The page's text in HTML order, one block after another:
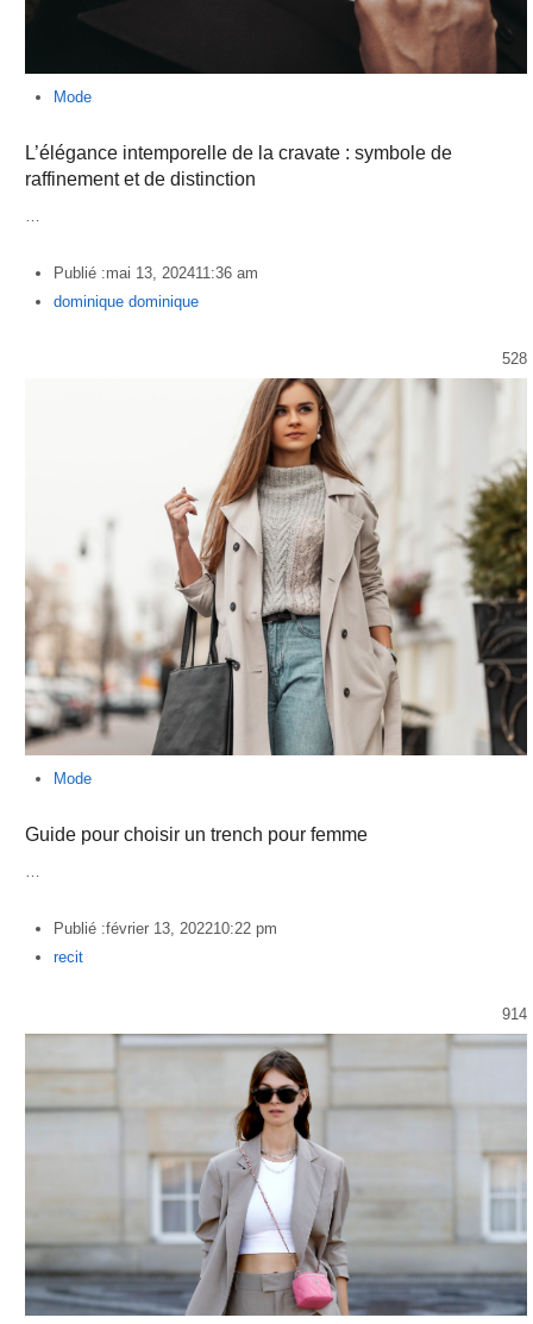
Mode
L’élégance intemporelle de la cravate : symbole de
raffinement et de distinction
…
Publié :mai 13, 202411:36 am
Author
dominique dominique
528
Mode
Guide pour choisir un trench pour femme
Publié :février 13, 202210:22 pm
Author
recit
914